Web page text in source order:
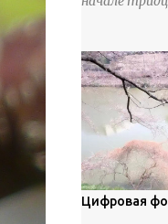
случае
отражение,
искристости
положения
солнца.
заметны при
и ниже; при
был глубоко
красотой
мастеров.
Шервин
художника,
Харада
Цифровая